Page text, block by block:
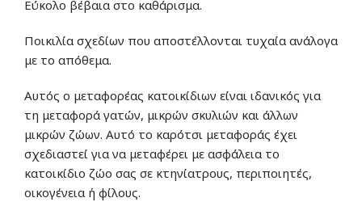
Εύκολο βέβαιαστο καθάρισμα.
Ποικιλία σχεδίων που αποστέλλονται τυχαία ανάλογα
με το απόθεμα.
Αυτός ο μεταφορέας κατοικίδιων είναι ιδανικός για
τη μεταφορά γατών, μικρών σκυλιών και άλλων
μικρών ζώων. Αυτό το καρότσι μεταφοράς έχει
σχεδιαστεί για να μεταφέρει με ασφάλεια το
κατοικίδιο ζώο σας σε κτηνίατρους, περιποιητές,
οικογένεια ή φίλους.